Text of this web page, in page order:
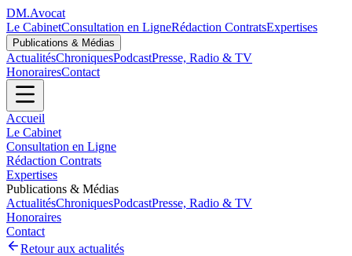
DM.Avocat
Le CabinetConsultation en LigneRédaction ContratsExpertises
Publications & Médias
ActualitésChroniquesPodcastPresse, Radio & TV
HonorairesContact
Accueil
Le Cabinet
Consultation en Ligne
Rédaction Contrats
Expertises
Publications & Médias
ActualitésChroniquesPodcastPresse, Radio & TV
Honoraires
Contact
Retour aux actualités